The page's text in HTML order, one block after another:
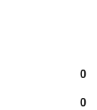
0
0